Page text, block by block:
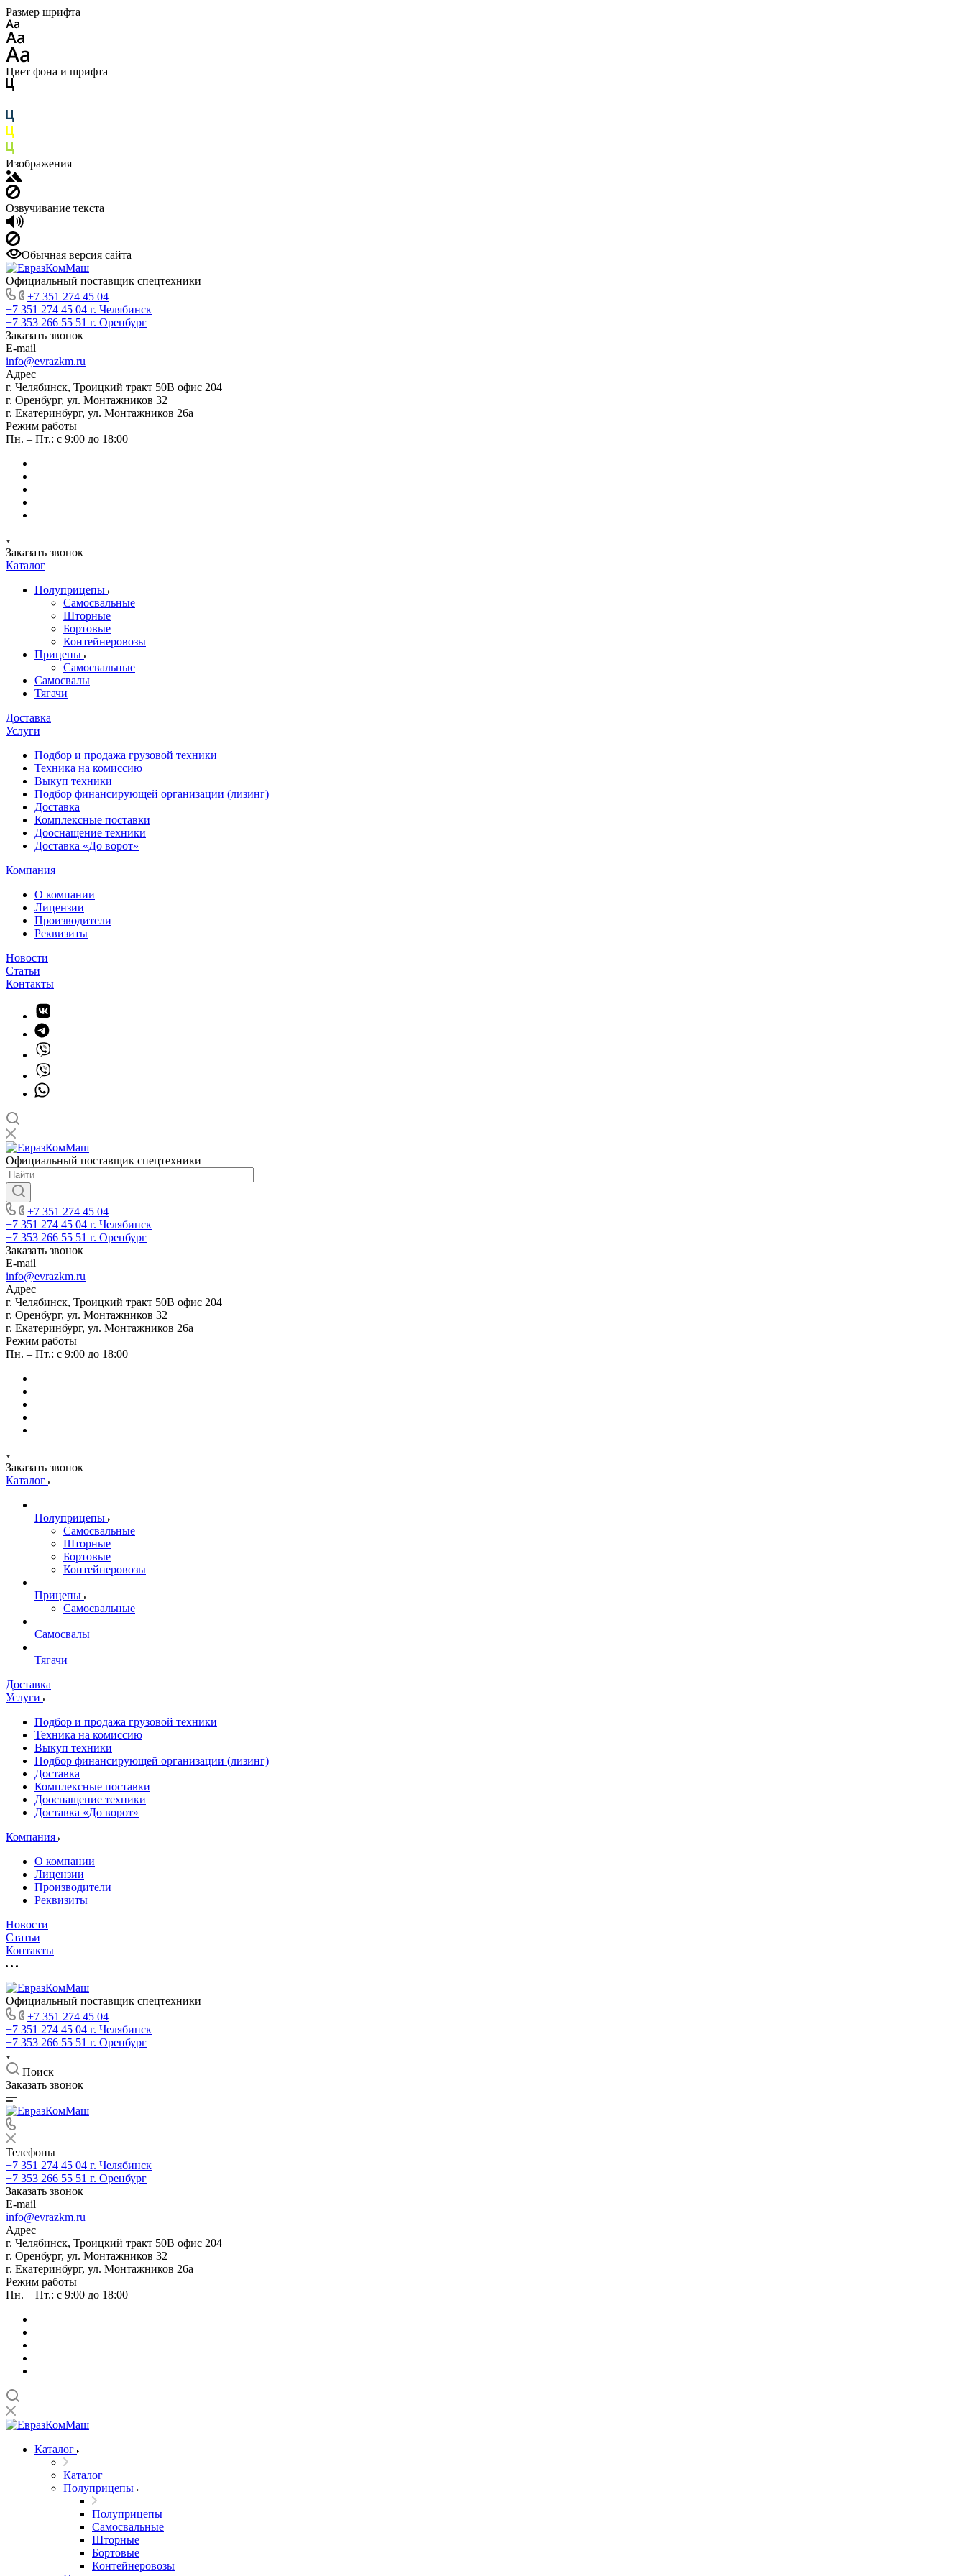
Размер шрифта
Цвет фона и шрифта
Изображения
Озвучивание текста
Обычная версия сайта
Официальный поставщик спецтехники
+7 351 274 45 04
+7 351 274 45 04 г. Челябинск
+7 353 266 55 51 г. Оренбург
Заказать звонок
E-mail
info@evrazkm.ru
Адрес
г. Челябинск, Троицкий тракт 50В офис 204
г. Оренбург, ул. Монтажников 32
г. Екатеринбург, ул. Монтажников 26а
Режим работы
Пн. – Пт.: с 9:00 до 18:00
Заказать звонок
Каталог
Полуприцепы
Самосвальные
Шторные
Бортовые
Контейнеровозы
Прицепы
Самосвальные
Самосвалы
Тягачи
Доставка
Услуги
Подбор и продажа грузовой техники
Техника на комиссию
Выкуп техники
Подбор финансирующей организации (лизинг)
Доставка
Комплексные поставки
Дооснащение техники
Доставка «До ворот»
Компания
О компании
Лицензии
Производители
Реквизиты
Новости
Статьи
Контакты
Официальный поставщик спецтехники
+7 351 274 45 04
+7 351 274 45 04 г. Челябинск
+7 353 266 55 51 г. Оренбург
Заказать звонок
E-mail
info@evrazkm.ru
Адрес
г. Челябинск, Троицкий тракт 50В офис 204
г. Оренбург, ул. Монтажников 32
г. Екатеринбург, ул. Монтажников 26а
Режим работы
Пн. – Пт.: с 9:00 до 18:00
Заказать звонок
Каталог
Полуприцепы
Самосвальные
Шторные
Бортовые
Контейнеровозы
Прицепы
Самосвальные
Самосвалы
Тягачи
Доставка
Услуги
Подбор и продажа грузовой техники
Техника на комиссию
Выкуп техники
Подбор финансирующей организации (лизинг)
Доставка
Комплексные поставки
Дооснащение техники
Доставка «До ворот»
Компания
О компании
Лицензии
Производители
Реквизиты
Новости
Статьи
Контакты
Официальный поставщик спецтехники
+7 351 274 45 04
+7 351 274 45 04 г. Челябинск
+7 353 266 55 51 г. Оренбург
Поиск
Заказать звонок
Телефоны
+7 351 274 45 04 г. Челябинск
+7 353 266 55 51 г. Оренбург
Заказать звонок
E-mail
info@evrazkm.ru
Адрес
г. Челябинск, Троицкий тракт 50В офис 204
г. Оренбург, ул. Монтажников 32
г. Екатеринбург, ул. Монтажников 26а
Режим работы
Пн. – Пт.: с 9:00 до 18:00
Каталог
Каталог
Полуприцепы
Полуприцепы
Самосвальные
Шторные
Бортовые
Контейнеровозы